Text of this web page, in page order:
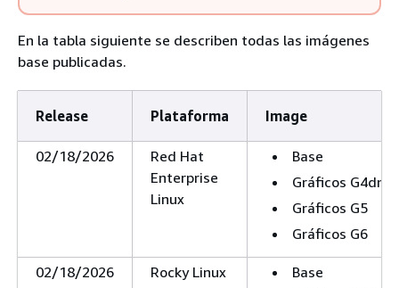
En la tabla siguiente se describen todas las imágenes
base publicadas.
Release Plataforma Image
02/18/2026
Red Hat
Enterprise
Linux
Base
Gráficos G4dn
Gráficos G5
Gráficos G6
02/18/2026 Rocky Linux
Base